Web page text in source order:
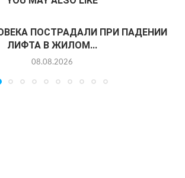
ПОСТРАДАЛИ ПРИ ПАДЕНИИ
ЛИФТА В ЖИЛОМ...
08.08.2026